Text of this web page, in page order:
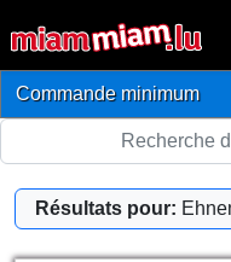
Résultats pour: